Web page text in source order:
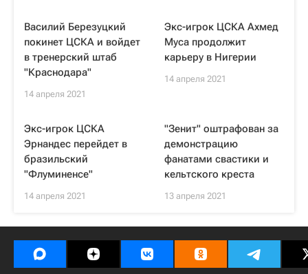
Василий Березуцкий
покинет ЦСКА и войдет
в тренерский штаб
"Краснодара"
14 апреля 2021
Экс-игрок ЦСКА Ахмед
Муса продолжит
карьеру в Нигерии
14 апреля 2021
Экс-игрок ЦСКА
Эрнандес перейдет в
бразильский
"Флуминенсе"
14 апреля 2021
"Зенит" оштрафован за
демонстрацию
фанатами свастики и
кельтского креста
13 апреля 2021